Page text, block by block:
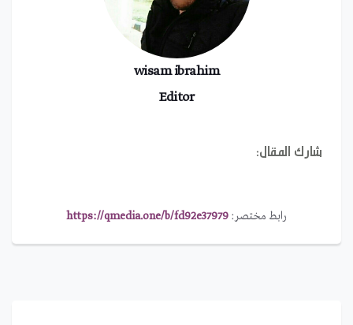
wisam ibrahim
Editor
شارك المقال:
رابط مختصر: https://qmedia.one/b/fd92e37979